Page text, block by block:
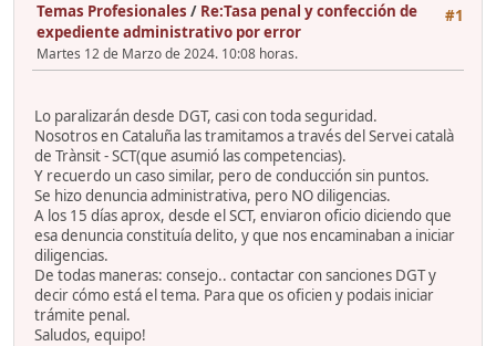
#1
Temas Profesionales / Re:Tasa penal y confección de
expediente administrativo por error
Martes 12 de Marzo de 2024. 10:08 horas.
Lo paralizarán desde DGT, casi con toda seguridad.
Nosotros en Cataluña las tramitamos a través del Servei català
de Trànsit - SCT(que asumió las competencias).
Y recuerdo un caso similar, pero de conducción sin puntos.
Se hizo denuncia administrativa, pero NO diligencias.
A los 15 días aprox, desde el SCT, enviaron oficio diciendo que
esa denuncia constituía delito, y que nos encaminaban a iniciar
diligencias.
De todas maneras: consejo.. contactar con sanciones DGT y
decir cómo está el tema. Para que os oficien y podais iniciar
trámite penal.
Saludos, equipo!